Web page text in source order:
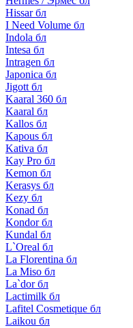
Hissar бл
I Need Volume бл
Indola бл
Intesa бл
Intragen бл
Japonica бл
Jigott бл
Kaaral 360 бл
Kaaral бл
Kallos бл
Kapous бл
Kativa бл
Kay Pro бл
Kemon бл
Kerasys бл
Kezy бл
Konad бл
Kondor бл
Kundal бл
L`Oreal бл
La Florentina бл
La Miso бл
La`dor бл
Lactimilk бл
Lafitel Cosmetique бл
Laikou бл